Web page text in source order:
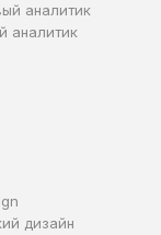
аналитик
аналитик
дизайн